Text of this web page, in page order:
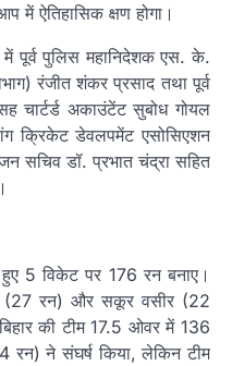
में ऐतिहासिक क्षण होगा।
पूर्व पुलिस महानिदेशक एस. के.
रंजीत शंकर प्रसाद तथा पूर्व
चार्टर्ड अकाउंटेंट सुबोध गोयल
क्रिकेट डेवलपमेंट एसोसिएशन
सचिव डॉ. प्रभात चंद्रा सहित
5 विकेट पर 176 रन बनाए।
(27 रन) और सकूर वसीर (22
की टीम 17.5 ओवर में 136
रन) ने संघर्ष किया, लेकिन टीम